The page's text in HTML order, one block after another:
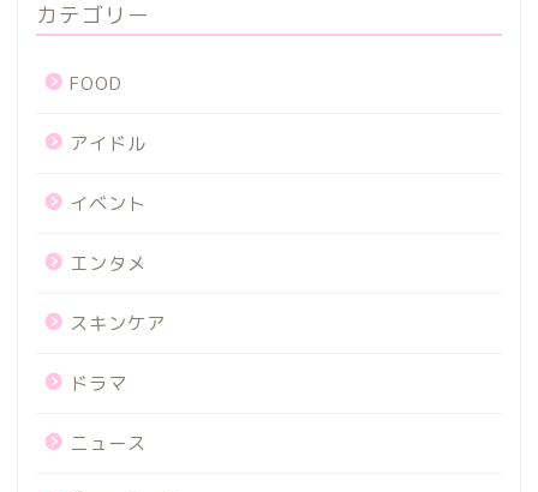
カテゴリー
FOOD
アイドル
イベント
エンタメ
スキンケア
ドラマ
ニュース